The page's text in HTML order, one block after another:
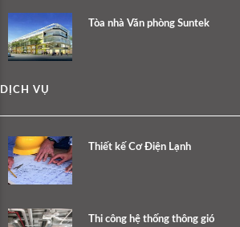
Tòa nhà Văn phòng Suntek
DỊCH VỤ
Thiết kế Cơ Điện Lạnh
Thi công hệ thống thông gió